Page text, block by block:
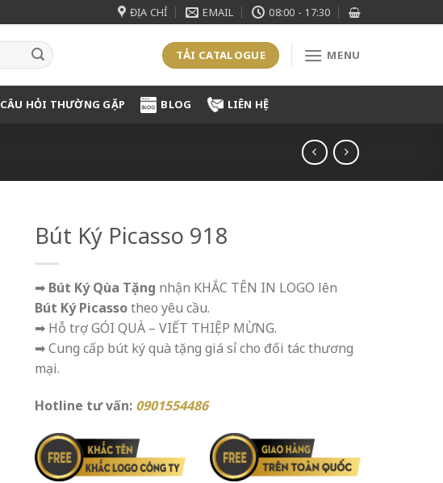
ĐỊA CHỈ EMAIL 08:00 - 17:30
TẢI CATALOGUE MENU
CÂU HỎI THƯỜNG GẶP BLOG LIÊN HỆ
Bút Ký Picasso 918
➡ Bút Ký Qùa Tặng nhận KHẮC TÊN IN LOGO lên
Bút Ký Picassotheo yêu cầu.
➡ Hỗ trợ GÓI QUÀ – VIẾT THIỆP MỪNG.
➡ Cung cấp bút ký quà tặng giá sỉ cho đối tác thương
mại.
Hotline tư vấn: 0901554486